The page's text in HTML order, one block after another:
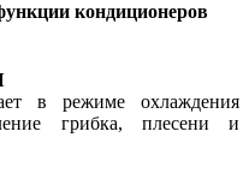
кондиционеров
в режиме охлаждения
грибка, плесени и